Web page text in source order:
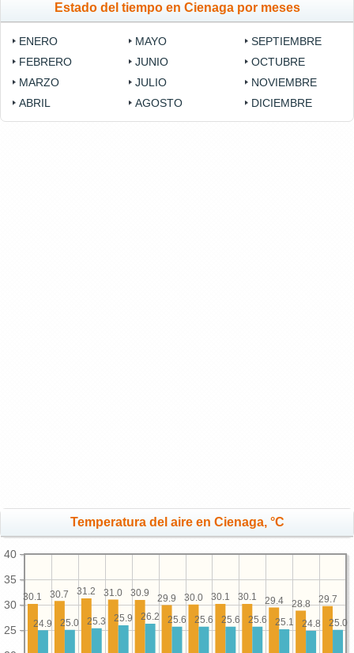
Estado del tiempo en Cienaga por meses
ENERO
FEBRERO
MARZO
ABRIL
MAYO
JUNIO
JULIO
AGOSTO
SEPTIEMBRE
OCTUBRE
NOVIEMBRE
DICIEMBRE
Temperatura del aire en Cienaga, °C
25
30
35
40
29.7
28.8
29.4
30.1
30.1
30.0
29.9
30.9
31.0
31.2
30.7
30.1
25.0
24.8
25.1
25.6
25.6
25.6
25.6
26.2
25.9
25.3
25.0
24.9